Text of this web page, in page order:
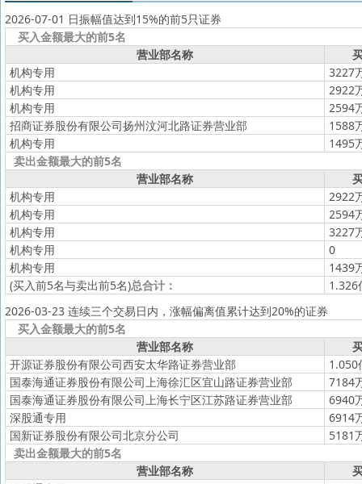
2026-07-01 日振幅值达到15%的前5只证券
买入金额最大的前5名
营业部名称
机构专用
3227
机构专用
2922
机构专用
2594
招商证券股份有限公司扬州汶河北路证券营业部
1588
机构专用
1495
卖出金额最大的前5名
营业部名称
机构专用
2922
机构专用
2594
机构专用
3227
机构专用
0
机构专用
1439
(买入前5名与卖出前5名)总合计：
1.326
2026-03-23 连续三个交易日内，涨幅偏离值累计达到20%的证券
买入金额最大的前5名
营业部名称
开源证券股份有限公司西安太华路证券营业部
1.050
国泰海通证券股份有限公司上海徐汇区宜山路证券营业部
7184
国泰海通证券股份有限公司上海长宁区江苏路证券营业部
6940
深股通专用
6914
国新证券股份有限公司北京分公司
5181
卖出金额最大的前5名
营业部名称